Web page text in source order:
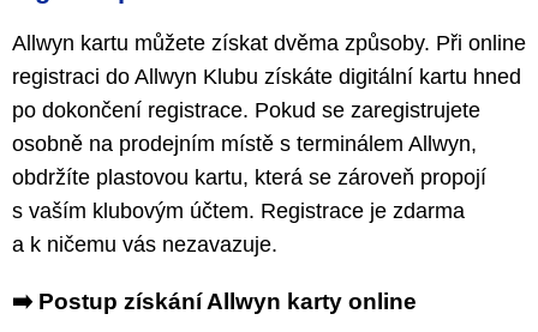
Allwyn kartu můžete získat dvěma způsoby. Při online
registraci do Allwyn Klubu získáte digitální kartu hned
po dokončení registrace. Pokud se zaregistrujete
osobně na prodejním místě s terminálem Allwyn,
obdržíte plastovou kartu, která se zároveň propojí
s vaším klubovým účtem. Registrace je zdarma
a k ničemu vás nezavazuje.
➡️ Postup získání Allwyn karty online